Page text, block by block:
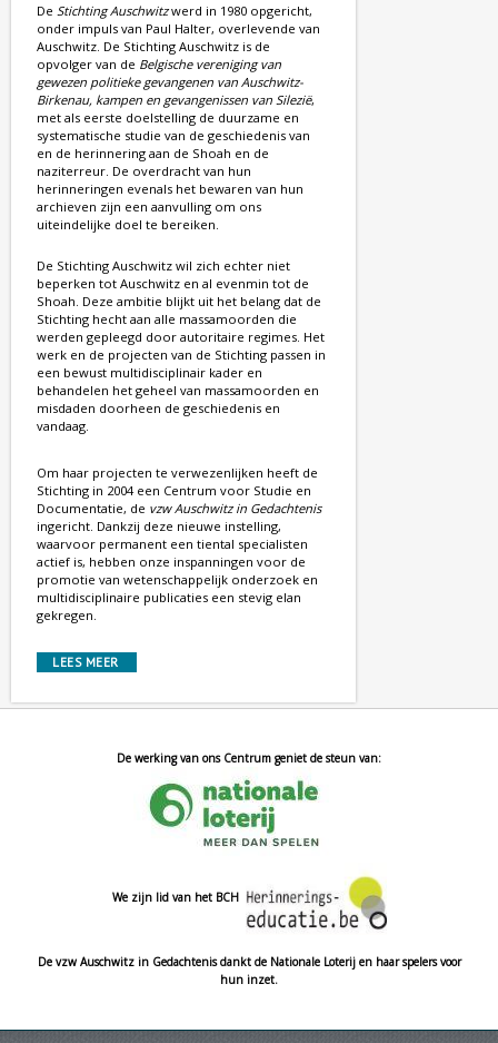
De Stichting Auschwitzwerd in 1980 opgericht,
onder impuls van Paul Halter, overlevende van
Auschwitz. De Stichting Auschwitz is de
opvolger van de Belgische vereniging van
gewezen politieke gevangenen van Auschwitz-
Birkenau, kampen en gevangenissen van Silezië,
met als eerste doelstelling de duurzame en
systematische studie van de geschiedenis van
en de herinnering aan de Shoah en de
naziterreur. De overdracht van hun
herinneringen evenals het bewaren van hun
archieven zijn een aanvulling om ons
uiteindelijke doel te bereiken.
De Stichting Auschwitz wil zich echter niet
beperken tot Auschwitz en al evenmin tot de
Shoah. Deze ambitie blijkt uit het belang dat de
Stichting hecht aan alle massamoorden die
werden gepleegd door autoritaire regimes. Het
werk en de projecten van de Stichting passen in
een bewust multidisciplinair kader en
behandelen het geheel van massamoorden en
misdaden doorheen de geschiedenis en
vandaag.
Om haar projecten te verwezenlijken heeft de
Stichting in 2004 een Centrum voor Studie en
Documentatie, de vzw Auschwitz in Gedachtenis
ingericht. Dankzij deze nieuwe instelling,
waarvoor permanent een tiental specialisten
actief is, hebben onze inspanningen voor de
promotie van wetenschappelijk onderzoek en
multidisciplinaire publicaties een stevig elan
gekregen.
LEES MEER
De werking van ons Centrum geniet de steun van:
We zijn lid van het BCH
De vzw Auschwitz in Gedachtenis dankt de Nationale Loterij en haar spelers voor
hun inzet.